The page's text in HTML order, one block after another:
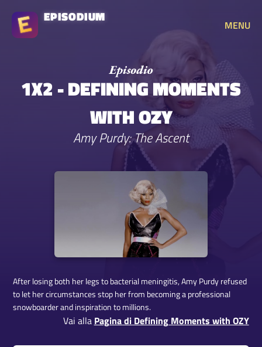
EPISODIUM
MENU
1X2 - DEFINING MOMENTS
WITH OZY
Amy Purdy: The Ascent
After losing both her legs to bacterial meningitis, Amy Purdy refused
to let her circumstances stop her from becoming a professional
snowboarder and inspiration to millions.
Vai alla Pagina di Defining Moments with OZY